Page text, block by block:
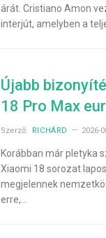
árát. Cristiano Amon
interjút, amelyben a
Újabb
18 Pro Max
Szerző: RICHÁRD 2026-
Korábban már pletyka
Xiaomi 18 sorozat
megjelennek
erre,…